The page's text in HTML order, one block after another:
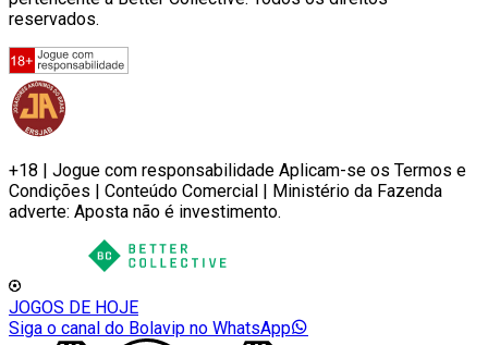
reservados.
+18 | Jogue com responsabilidade Aplicam-se os Termos e
Condições | Conteúdo Comercial | Ministério da Fazenda
adverte: Aposta não é investimento.
JOGOS DE HOJE
Siga o canal do Bolavip no WhatsApp